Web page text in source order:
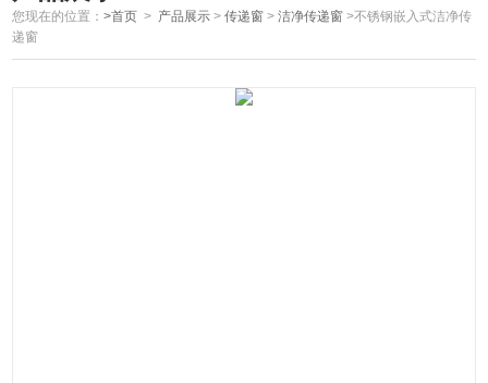
您现在的位置：>首页 > 产品展示 >传递窗 >洁净传递窗 >不锈钢嵌入式洁净传
递窗